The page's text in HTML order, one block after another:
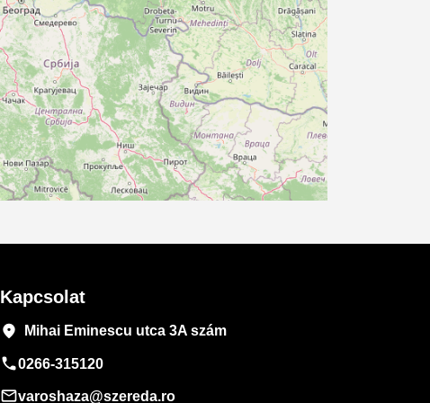
Kapcsolat
place Mihai Eminescu utca 3A szám
phone0266-315120
mail_outlinevaroshaza@szereda.ro